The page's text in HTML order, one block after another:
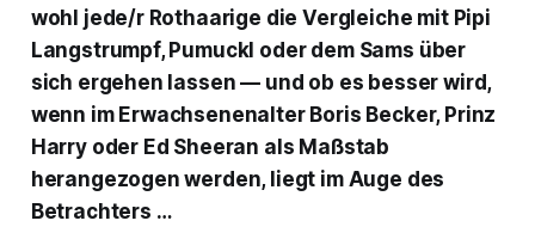
wohl jede/r Rothaarige die Vergleiche mit Pipi
Langstrumpf, Pumuckl oder dem Sams über
sich ergehen lassen — und ob es besser wird,
wenn im Erwachsenenalter Boris Becker, Prinz
Harry oder Ed Sheeran als Maßstab
herangezogen werden, liegt im Auge des
Betrachters …